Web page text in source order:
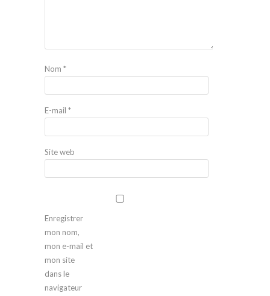
Nom *
E-mail *
Site web
Enregistrer
mon nom,
mon e-mail et
mon site
dans le
navigateur